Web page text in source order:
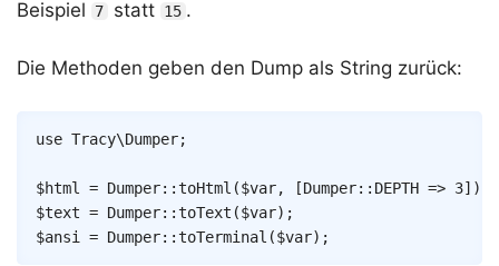
Beispiel
7 statt 15 .
Die Methoden geben den Dump als String zurück:
use Tracy\Dumper;
$html = Dumper::toHtml ($var, [Dumper:: DEPTH => 3] )
$text = Dumper::toText ($var) ;
$ansi
= Dumper::toTerminal ($var) ;